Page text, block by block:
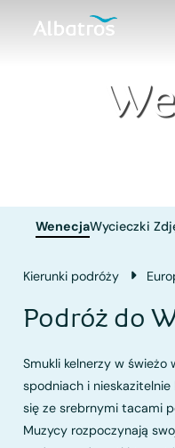
WenecjaWycieczki
Kierunki podróży
Podróż do
Smukli kelnerzy w
spodniach i nieskazitelnie
się ze srebrnymi tacami
Muzycy rozpoczynają